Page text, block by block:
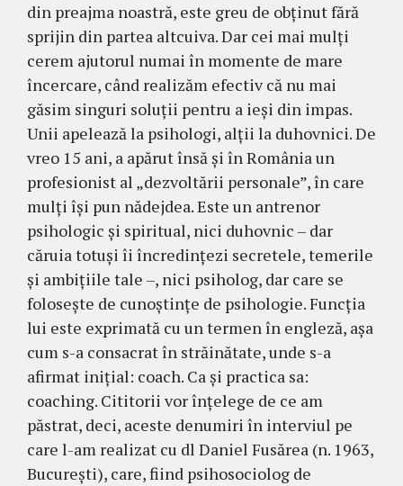
din preajma noastră, este greu de obţinut fără
sprijin din partea altcuiva. Dar cei mai mulţi
cerem ajutorul numai în momente de mare
încercare, când realizăm efectiv că nu mai
găsim singuri soluţii pentru a ieşi din impas.
Unii apelează la psihologi, alţii la duhovnici. De
vreo 15 ani, a apărut însă şi în România un
profesionist al „dezvoltării personale”, în care
mulţi îşi pun nădejdea. Este un antrenor
psihologic şi spiritual, nici duhovnic – dar
căruia totuşi îi încredinţezi secretele, temerile
şi ambiţiile tale –, nici psiholog, dar care se
foloseşte de cunoştinţe de psihologie. Funcţia
lui este exprimată cu un termen în engleză, aşa
cum s-a consacrat în străinătate, unde s-a
afirmat iniţial: coach. Ca şi practica sa:
coaching. Cititorii vor înţelege de ce am
păstrat, deci, aceste denumiri în interviul pe
care l-am realizat cu dl Daniel Fusărea (n. 1963,
Bucureşti), care, fiind psihosociolog de